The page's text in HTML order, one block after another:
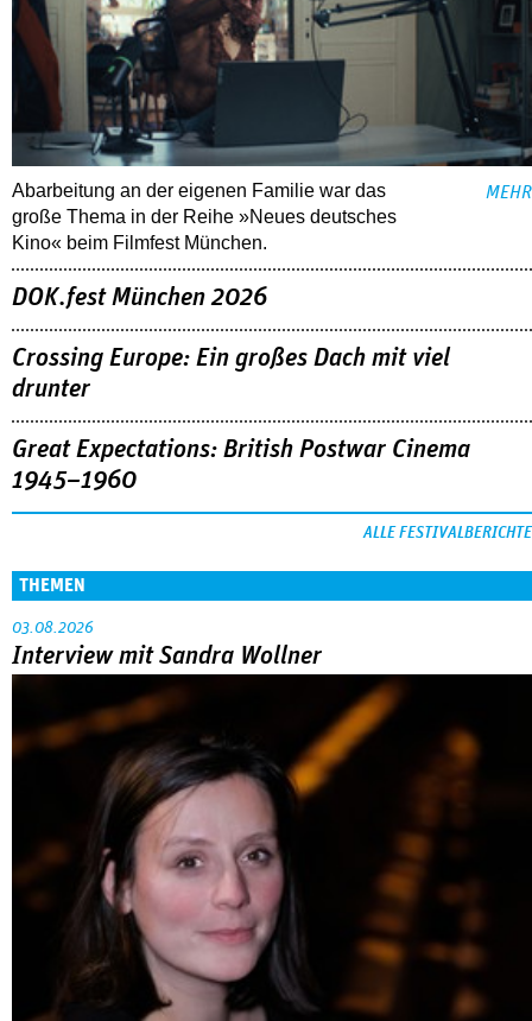
Abarbeitung an der eigenen Familie war das
große Thema in der Reihe »Neues deutsches
Kino« beim Filmfest München.
MEHR
DOK.fest München 2026
Crossing Europe: Ein großes Dach mit viel
drunter
Great Expectations: British Postwar Cinema
1945–1960
ALLE FESTIVALBERICHTE
THEMEN
03.08.2026
Interview mit Sandra Wollner